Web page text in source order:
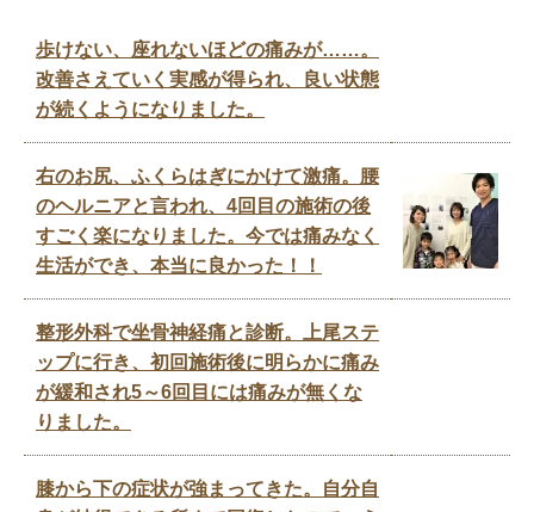
歩けない、座れないほどの痛みが……。
改善さえていく実感が得られ、良い状態
が続くようになりました。
右のお尻、ふくらはぎにかけて激痛。腰
のヘルニアと言われ、4回目の施術の後
すごく楽になりました。今では痛みなく
生活ができ、本当に良かった！！
整形外科で坐骨神経痛と診断。上尾ステ
ップに行き、初回施術後に明らかに痛み
が緩和され5～6回目には痛みが無くな
りました。
膝から下の症状が強まってきた。自分自